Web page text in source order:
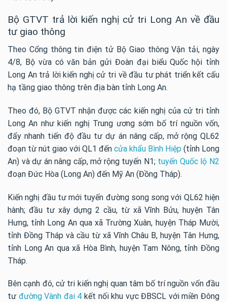
Bộ GTVT trả lời kiến nghị cử tri Long An về đầu
tư giao thông
Theo Cổng thông tin điện tử Bộ Giao thông Vận tải, ngày
4/8, Bộ vừa có văn bản gửi Đoàn đại biểu Quốc hội tỉnh
Long An trả lời kiến nghị cử tri về đầu tư phát triển kết cấu
hạ tầng giao thông trên địa bàn tỉnh Long An.
Theo đó, Bộ GTVT nhận được các kiến nghị của cử tri tỉnh
Long An như kiến nghị Trung ương sớm bố trí nguồn vốn,
đẩy nhanh tiến độ đầu tư dự án nâng cấp, mở rộng QL62
đoạn từ nút giao với QL1 đến cửa khẩu Bình Hiệp (tỉnh Long
An) và dự án nâng cấp, mở rộng tuyến N1; tuyến Quốc lộ N2
đoạn Đức Hòa (Long An) đến Mỹ An (Đồng Tháp).
Kiến nghị đầu tư mới tuyến đường song song với QL62 hiện
hành; đầu tư xây dựng 2 cầu, từ xã Vĩnh Bửu, huyện Tân
Hưng, tỉnh Long An qua xã Trường Xuân, huyện Tháp Mười,
tỉnh Đồng Tháp và cầu từ xã Vĩnh Châu B, huyện Tân Hưng,
tỉnh Long An qua xã Hòa Bình, huyện Tam Nông, tỉnh Đồng
Tháp.
Bên cạnh đó, cử tri kiến nghị quan tâm bố trí nguồn vốn đầu
tư đường Vành đai 4 kết nối khu vực ĐBSCL với miền Đông